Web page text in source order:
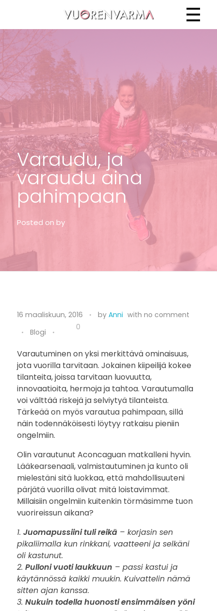
Vuorenvarma
Varaudu, ja
varaudu aina
pahimpaan
Posted on by
V
a
r
a
u
d
u
,
j
a
v
a
r
a
u
16 maaliskuun, 2016 by Anni with no comment
Blogi
0
Varautuminen on yksi merkittävä ominaisuus,
jota vuorilla tarvitaan. Jokainen kiipeilijä kokee
tilanteita, joissa tarvitaan luovuutta,
innovaatioita, hermoja ja tahtoa. Varautumalla
voi välttää riskejä ja selviytyä tilanteista.
Tärkeää on myös varautua pahimpaan, sillä
näin todennäköisesti löytyy ratkaisu pieniin
ongelmiin.
Olin varautunut Aconcaguan matkalleni hyvin.
Lääkearsenaali, valmistautuminen ja kunto oli
mielestäni sitä luokkaa, että mahdollisuuteni
pärjätä vuorilla olivat mitä loistavimmat.
Millaisiin ongelmiin kuitenkin törmäsimme tuon
vuorireissun aikana?
1. Juomapussiini tuli reikä – korjasin sen
pikaliimalla kun rinkkani, vaatteeni ja selkäni
oli kastunut.
2. Pulloni vuoti laukkuun – passi kastui ja
käytännössä kaikki muukin. Kuivattelin nämä
sitten ajan kanssa.
3. Nukuin todella huonosti ensimmäisen yöni